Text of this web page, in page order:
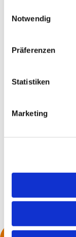
h
Notwendig
Präferenzen
Statistiken
Marketing
Schauen